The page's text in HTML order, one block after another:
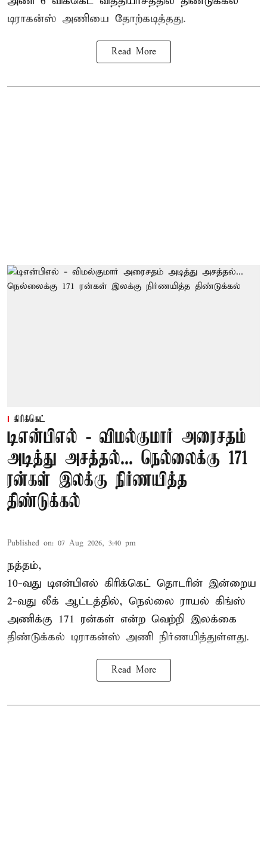
டிராகன்ஸ் அணியை தோற்கடித்தது.
Read More
கிரிக்கெட்
டிஎன்பிஎல் - விமல்குமார் அரைசதம்
அடித்து அசத்தல்... நெல்லைக்கு 171
ரன்கள் இலக்கு நிர்ணயித்த
திண்டுக்கல்
Published on: 07 Aug 2026, 3:40 pm
நத்தம்,
10-வது டிஎன்பிஎல் கிரிக்கெட் தொடரின் இன்றைய
2-வது லீக் ஆட்டத்தில், நெல்லை ராயல் கிங்ஸ்
அணிக்கு 171 ரன்கள் என்ற வெற்றி இலக்கை
திண்டுக்கல் டிராகன்ஸ் அணி நிர்ணயித்துள்ளது.
Read More